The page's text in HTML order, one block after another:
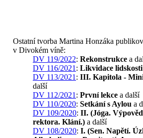
Ostatní tvorba Martina Honzáka
v Divokém víně:
DV 119/2022: Rekonstrukce a
DV 116/2021 : Likvidace lidskosti
DV 113/2021 : III. Kapitola -
další
DV 112/2021 : První lekce a další
DV 110/2020: Setkání s Aylou a
DV 109/2020: II. (Jóga.
rektora. Klání.) a další
DV 108/2020: I. (Sen. Napětí.